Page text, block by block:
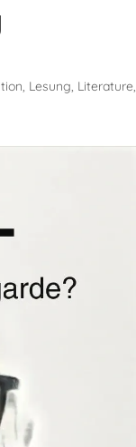
Lesung, Literature,